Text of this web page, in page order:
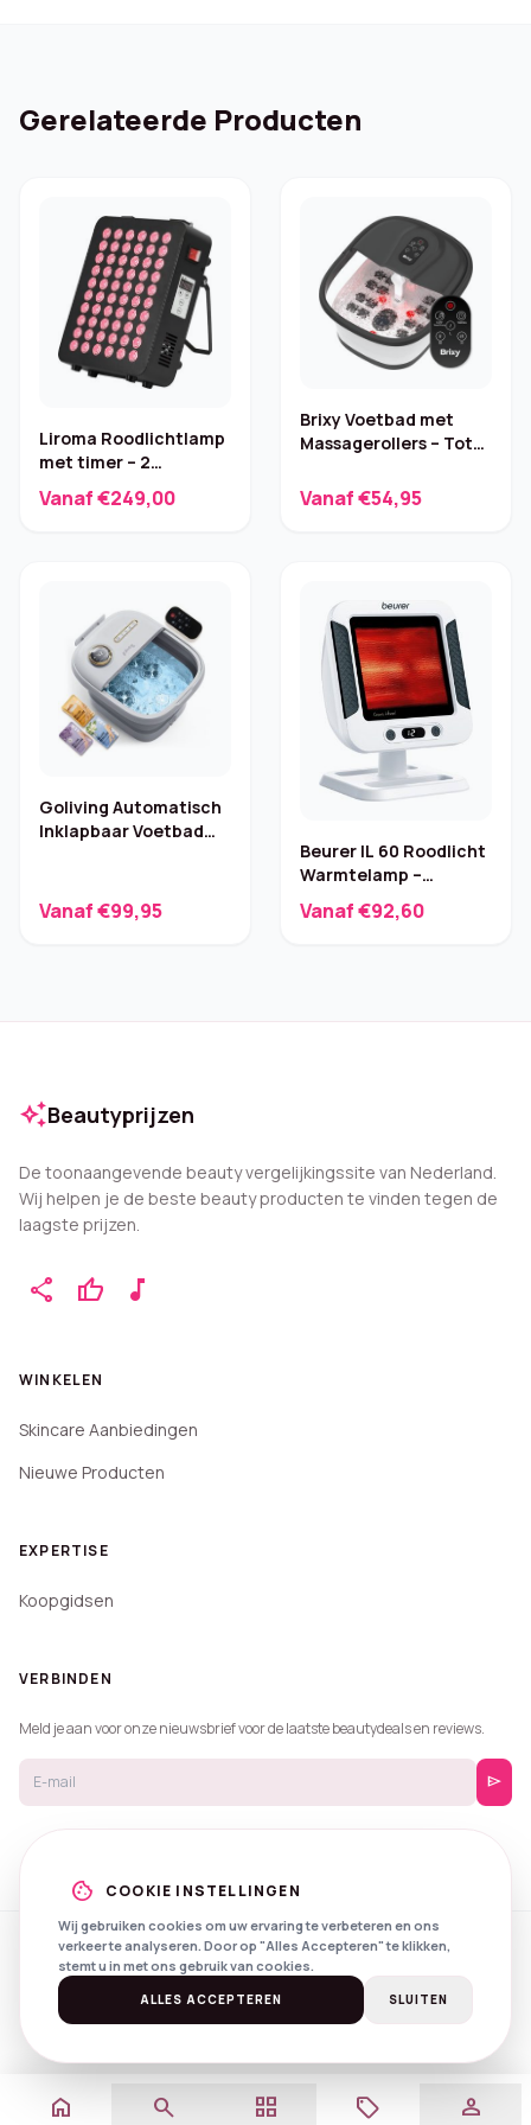
home search grid_view local_offer person
Gerelateerde Producten
Liroma Roodlichtlamp
met timer – 2
golflengten
Vanaf €249,00
Brixy Voetbad met
Massagerollers – Tot
Vanaf €54,95
Goliving Automatisch
Inklapbaar Voetbad
Vanaf €99,95
Beurer IL 60 Roodlicht
Warmtelamp –
Premium
Vanaf €92,60
auto_awesomeBeautyprijzen
De toonaangevende beauty vergelijkingssite van Nederland.
Wij helpen je de beste beauty producten te vinden tegen de
laagste prijzen.
share thumb_up music_note
WINKELEN
Skincare Aanbiedingen
Nieuwe Producten
EXPERTISE
Koopgidsen
VERBINDEN
Meld je aan voor onze nieuwsbrief voor de laatste beautydeals en reviews.
send
© 2026 Beautyprijzen.
Created with
byNXS Digital
SpotlightsPrivacyVoorwaarden
cookie COOKIE INSTELLINGEN
Wij gebruiken cookies om uw ervaring te verbeteren en ons
verkeer te analyseren. Door op "Alles Accepteren" te klikken,
stemt u in met ons gebruik van cookies.
ALLES ACCEPTEREN SLUITEN